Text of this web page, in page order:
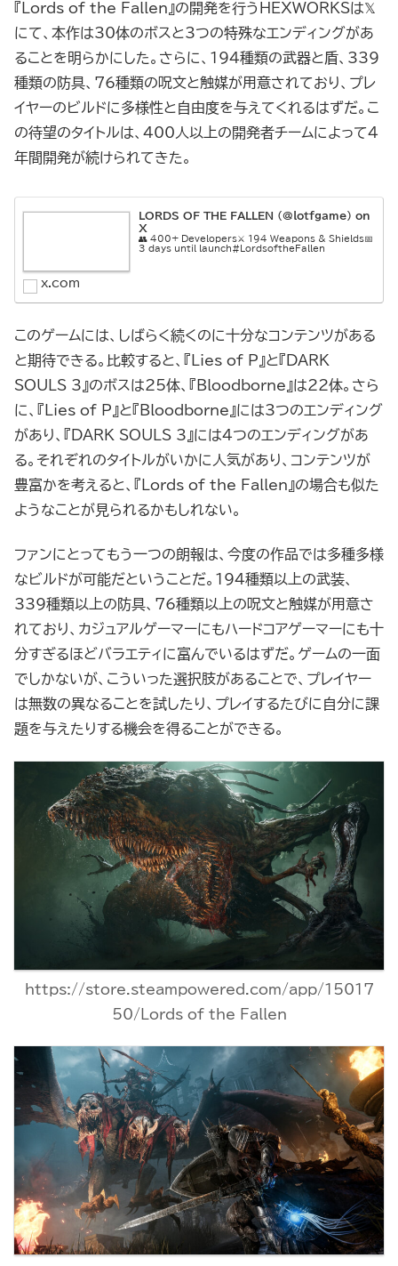
『Lords of the Fallen』の開発を行うHEXWORKSは𝕏
にて、本作は30体のボスと3つの特殊なエンディングがあ
ることを明らかにした。さらに、194種類の武器と盾、339
種類の防具、76種類の呪文と触媒が用意されており、プレ
イヤーのビルドに多様性と自由度を与えてくれるはずだ。こ
の待望のタイトルは、400人以上の開発者チームによって4
年間開発が続けられてきた。
LORDS OF THE FALLEN (@lotfgame) on
X
👥 400+ Developers⚔️ 194 Weapons & Shields📅
3 days until launch#LordsoftheFallen
x.com
このゲームには、しばらく続くのに十分なコンテンツがある
と期待できる。比較すると、『Lies of P』と『DARK
SOULS 3』のボスは25体、『Bloodborne』は22体。さら
に、『Lies of P』と『Bloodborne』には3つのエンディング
があり、『DARK SOULS 3』には4つのエンディングがあ
る。それぞれのタイトルがいかに人気があり、コンテンツが
豊富かを考えると、『Lords of the Fallen』の場合も似た
ようなことが見られるかもしれない。
ファンにとってもう一つの朗報は、今度の作品では多種多様
なビルドが可能だということだ。194種類以上の武装、
339種類以上の防具、76種類以上の呪文と触媒が用意さ
れており、カジュアルゲーマーにもハードコアゲーマーにも十
分すぎるほどバラエティに富んでいるはずだ。ゲームの一面
でしかないが、こういった選択肢があることで、プレイヤー
は無数の異なることを試したり、プレイするたびに自分に課
題を与えたりする機会を得ることができる。
https://store.steampowered.com/app/15017
50/Lords_of_the_Fallen